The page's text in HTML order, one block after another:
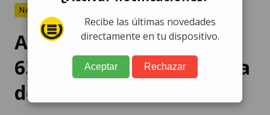
NACIONALES
Anuncian fecha para la
63 edición de la Caravana
del Zorro
Recibe las últimas novedades
directamente en tu dispositivo.
Aceptar Rechazar